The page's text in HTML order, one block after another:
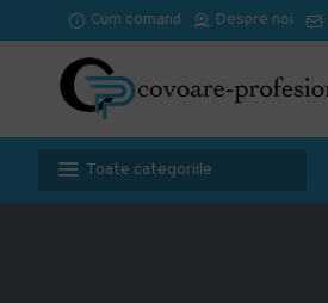
Cum comand Despre noi
Toate categoriile